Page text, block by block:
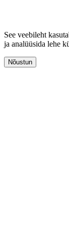
See veebileht
ja analüüsida lehe
Nõustun